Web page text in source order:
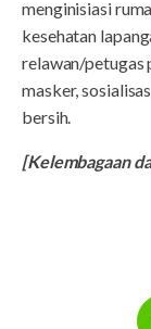
menginisiasi
kesehatan
relawan/petugas
masker,
bersih.
[Kelembagaan